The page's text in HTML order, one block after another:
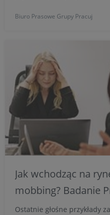
takich osób? Tylko 40%
Biuro Prasowe Grupy Pracuj
Jak wchodząc na
mobbing? Badanie
Ostatnie głośne przykłady